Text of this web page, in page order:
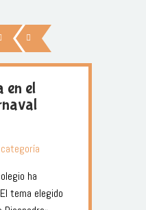
en el
ha
tema elegido